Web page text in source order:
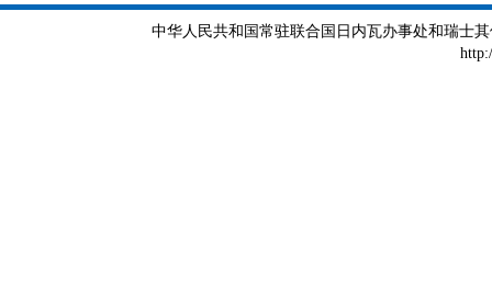
中华人民共和国常驻联合国日内瓦办事处和瑞士